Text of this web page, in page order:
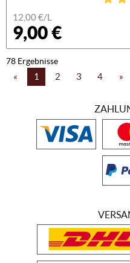
12,00 €/L
9,00 €
78 Ergebnisse
« 1 2 3 4 »